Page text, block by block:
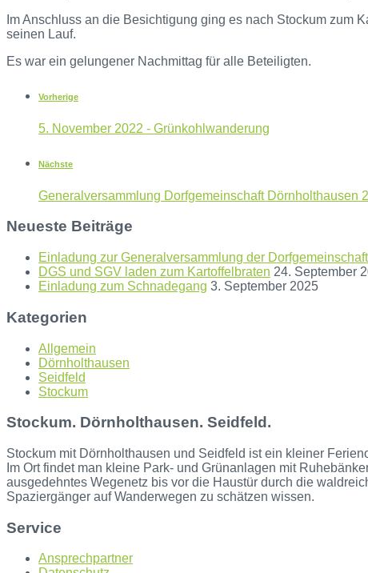
Im Anschluss an die Besichtigung ging es nach Stockum zum
seinen Lauf.
Es war ein gelungener Nachmittag für alle Beteiligten.
Vorherige
5. November 2022 - Grünkohlwanderung
Nächste
Generalversammlung Dorfgemeinschaft Dörnholthausen
Neueste Beiträge
Einladung zur Generalversammlung der
DGS und SGV laden zum Kartoffelbraten 24. September
Einladung zum Schnadegang 3. September 2025
Kategorien
Allgemein
Dörnholthausen
Seidfeld
Stockum
Stockum. Dörnholthausen. Seidfeld.
Stockum mit Dörnholthausen und Seidfeld ist ein kleiner
Im Ort findet man kleine Park- und Grünanlagen mit
ausgedehntes Wegenetz bis vor die Haustür durch die
Spaziergänger auf Wanderwegen zu schätzen wissen.
Service
Ansprechpartner